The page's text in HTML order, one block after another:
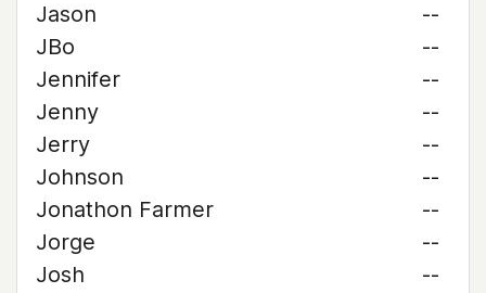
Jason
--
JBo
--
Jennifer
--
Jenny
--
Jerry
--
Johnson
--
Jonathon Farmer
--
Jorge
--
Josh
--